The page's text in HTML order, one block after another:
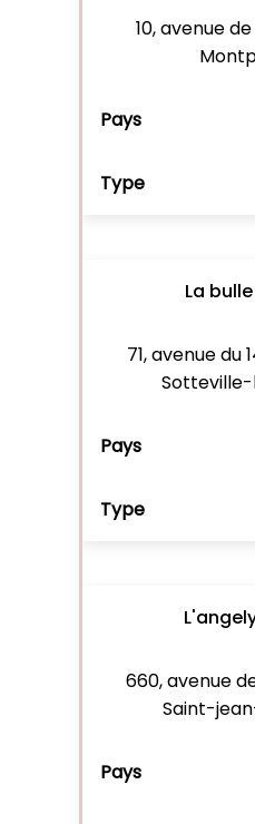
10, avenue
La
71, avenue du
660, avenue
Saint-